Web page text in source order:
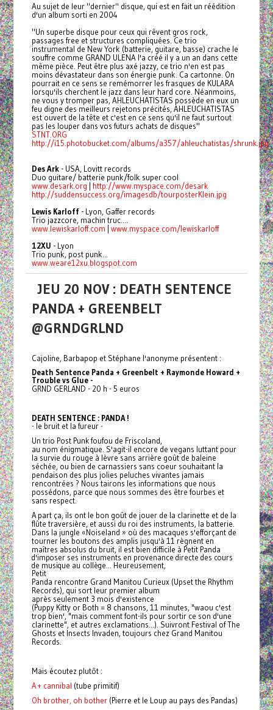
Au sujet de leur "dernier" disque, qui est en fait un réédition
d'un album sorti en 2004
"Un superbe disque pour ceux qui rêvent gros rock,
passages free et structures compliquées. Ce trio
instrumental de New York (batterie, guitare, basse) crache le
souffre comme GRAND ULENA l'a créé il y a un an dans cette
même pièce. Peut être plus axé jazzy, ce trio n'en est pas
moins dévastateur dans son énergie punk. Ca cartonne. On
pourrait en ce sens se remémorrer les frasques de KULARA
lorsqu'ils cherchent le jazz dans leur hard core. Néanmoins,
ne vous y tromper pas, AHLEUCHATISTAS possède en eux un
feu digne des meilleurs rejetons précités, AHLEUCHATISTAS
est ouvert de la tête et c'est en ce sens qu'il ne faut surtout
pas les louper dans vos futurs achats de disques"
STNT.ORG
http://i15.photobucket.com/albums/a357/ahleuchatistas/shrunk.jpg
Des Ark- USA, Lovitt records
Duo guitare/ batterie punk/folk super cool
www.desark.org
http://www.myspace.com/desark
http://suddensuccess.org/imagesdb/tourposterKlein.jpg
Lewis Karloff - Lyon, Gaffer records
Trio jazzcore, machin truc....
www.lewiskarloff.com
www.myspace.com/lewiskarloff
12XU - Lyon
Trio punk, post punk...
www.weare12xu.blogspot.com
JEU 20 NOV : DEATH SENTENCE
PANDA + GREENBELT
@GRNDGRLND
Cajoline, Barbapop et Stéphane l'anonyme présentent :
Death Sentence Panda + Greenbelt + Raymonde Howard +
Trouble vs Glue-
GRND GERLAND - 20 h - 5 euros
DEATH SENTENCE : PANDA !
- le bruit et la fureur -
Un trio Post Punk foufou de Friscoland,
au nom énigmatique. S'agit-il encore de vegans luttant pour
la survie du rouge à lèvre sans arrière goût de baleine
séchée, ou bien de carnassiers sans coeur souhaitant la
pendaison des plus jolies peluches vivantes jamais
rencontrées ? Nous tairons les informations que nous
possédons, parce que nous sommes des être fourbes et
sans respect.
A part ça, ils ont le bon goût de jouer de la clarinette et de la
flûte traversière, et aussi du roi des instruments, la batterie.
Dans la jungle «Noiseland » où des macaques s'efforçant de
tourner les boutons des amplis jusqu'à 11 règnent en
maîtres absolus du bruit, il est bien difficile à Petit Panda
d'imposer ses instruments en provenance directe des cours
de musique au collège... Heureusement,
Petit
Panda rencontre Grand Manitou Curieux (Upset the Rhythm
Records), qui sort leur premier album
après seulement 3 mois d'existence
(Puppy Kitty or Both = 8 chansons, 11 minutes, "waou c'est
trop bien', "mais comment font-ils pour sortir ce son d'une
clarinette", et autres exclamations...). Suivront Festival of The
Ghosts et Insects Invaden, toujours chez Grand Manitou
Records.
Mais écoutez plutôt :
A + cannibal (tube primitif)
Oh brother, oh bother(Pierre et le Loup au pays des Pandas)